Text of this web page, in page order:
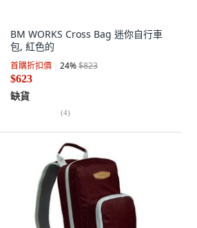
BM WORKS Cross Bag 迷你自行車
包, 紅色的
首購折扣價 24%$823
$623
缺貨
(4)